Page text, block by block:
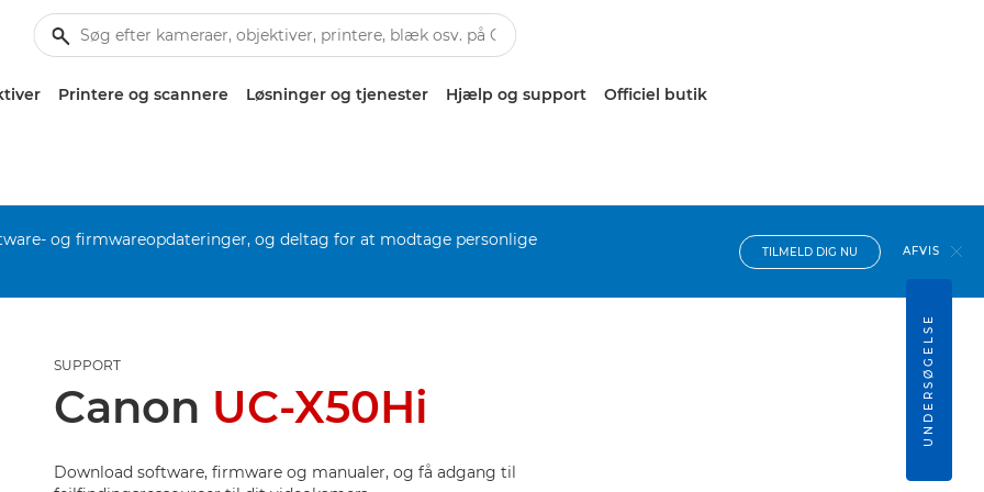
Printere og scannere Løsninger og tjenester Hjælp og support Officiel butik
og firmwareopdateringer, og deltag for at modtage personlige
TILMELD DIG NU AFVIS
SUPPORT
Canon UC-X50Hi
Download software, firmware og manualer, og få adgang til
UNDERSØGELSE